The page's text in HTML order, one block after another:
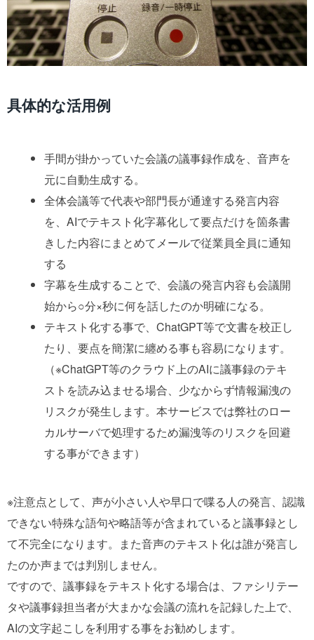
具体的な活用例
手間が掛かっていた会議の議事録作成を、音声を
元に自動生成する。
全体会議等で代表や部門長が通達する発言内容
を、AIでテキスト化字幕化して要点だけを箇条書
きした内容にまとめてメールで従業員全員に通知
する
字幕を生成することで、会議の発言内容も会議開
始から○分×秒に何を話したのか明確になる。
テキスト化する事で、ChatGPT等で文書を校正し
たり、要点を簡潔に纏める事も容易になります。
（※ChatGPT等のクラウド上のAIに議事録のテキ
ストを読み込ませる場合、少なからず情報漏洩の
リスクが発生します。本サービスでは弊社のロー
カルサーバで処理するため漏洩等のリスクを回避
する事ができます）
※注意点として、声が小さい人や早口で喋る人の発言、認識
できない特殊な語句や略語等が含まれていると議事録とし
て不完全になります。また音声のテキスト化は誰が発言し
たのか声までは判別しません。
ですので、議事録をテキスト化する場合は、ファシリテー
タや議事録担当者が大まかな会議の流れを記録した上で、
AIの文字起こしを利用する事をお勧めします。